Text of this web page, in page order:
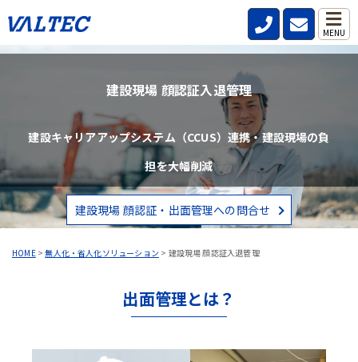
MENU
HOME>無人化・省人化ソリューション > 建設現場 顔認証入退管理
建設現場 顔認証入退管理
建設キャリアアップシステム（CCUS）連携・建設現場の負
担を大幅削減
建設現場 顔認証・出面管理への問合せ
出面管理とは？